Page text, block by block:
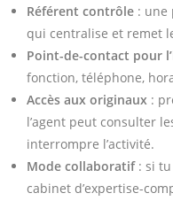
Référent contrôle : une
qui centralise et remet
Point-de-contact pour
fonction, téléphone,
Accès aux originaux :
l’agent peut consulter
interrompre l’activité.
Mode collaboratif: si tu
cabinet d’expertise-